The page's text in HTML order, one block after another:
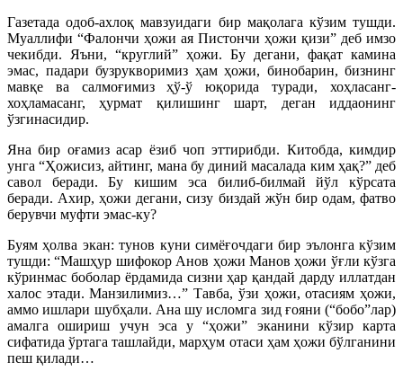
Газетада одоб-ахлоқ мавзуидаги бир мақолага кўзим тушди.
Муаллифи “Фалончи ҳожи ая Пистончи ҳожи қизи” деб имзо
чекибди. Яъни, “круглий” ҳожи. Бу дегани, фақат камина
эмас, падари бузрукворимиз ҳам ҳожи, бинобарин, бизнинг
мавқе ва салмоғимиз ҳў-ў юқорида туради, хоҳласанг-
хоҳламасанг, ҳурмат қилишинг шарт, деган иддаонинг
ўзгинасидир.
Яна бир оғамиз асар ёзиб чоп эттирибди. Китобда, кимдир
унга “Ҳожисиз, айтинг, мана бу диний масалада ким ҳақ?” деб
савол беради. Бу кишим эса билиб-билмай йўл кўрсата
беради. Ахир, ҳожи дегани, сизу биздай жўн бир одам, фатво
берувчи муфти эмас-ку?
Буям ҳолва экан: тунов куни симёғочдаги бир эълонга кўзим
тушди: “Машҳур шифокор Анов ҳожи Манов ҳожи ўғли кўзга
кўринмас боболар ёрдамида сизни ҳар қандай дарду иллатдан
халос этади. Манзилимиз…” Тавба, ўзи ҳожи, отасиям ҳожи,
аммо ишлари шубҳали. Ана шу исломга зид ғояни (“бобо”лар)
амалга ошириш учун эса у “ҳожи” эканини кўзир карта
сифатида ўртага ташлайди, марҳум отаси ҳам ҳожи бўлганини
пеш қилади…